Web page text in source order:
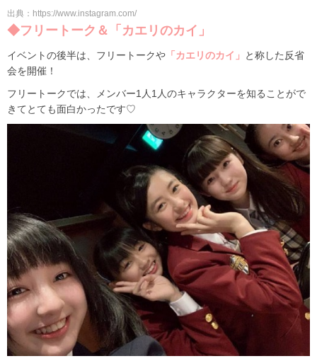
出典：https://www.instagram.com/
◆フリートーク＆「カエリのカイ」
イベントの後半は、フリートークや 「カエリのカイ」
と称した反省
会を開催！
フリートークでは、メンバー1人1人のキャラクターを知ることがで
きてとても面白かったです♡